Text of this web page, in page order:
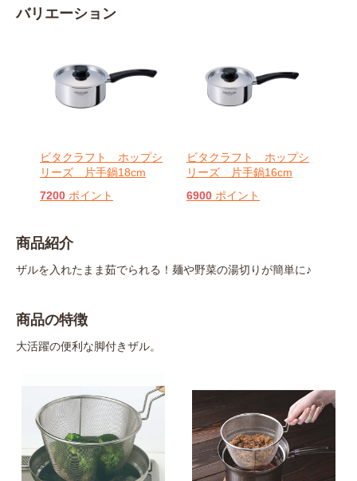
バリエーション
ビタクラフト ホップシ
リーズ 片手鍋18cm
7200 ポイント
ビタクラフト ホップシ
リーズ 片手鍋16cm
6900 ポイント
商品紹介
ザルを入れたまま茹でられる！麺や野菜の湯切りが簡単に♪
商品の特徴
大活躍の便利な脚付きザル。